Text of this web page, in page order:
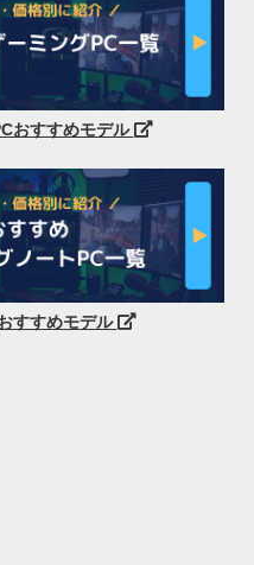
おすすめモデル
すすめモデル